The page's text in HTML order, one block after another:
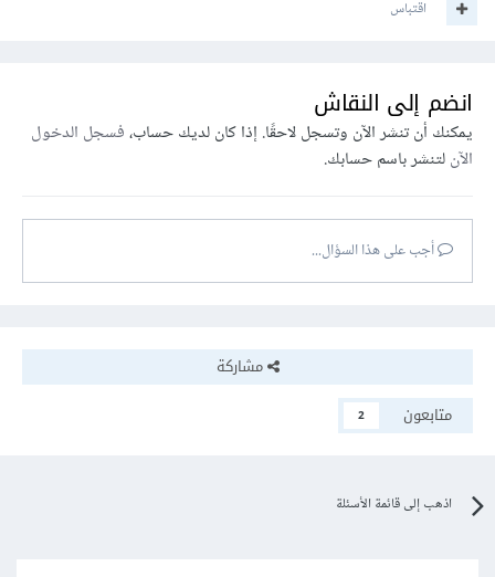
اقتباس
انضم إلى النقاش
يمكنك أن تنشر الآن وتسجل لاحقًا. إذا كان لديك حساب،فسجل الدخول
الآنلتنشر باسم حسابك.
أجب على هذا السؤال...
مشاركة
متابعون
2
اذهب إلى قائمة الأسئلة